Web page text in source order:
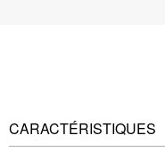
CARACTÉRISTIQUES